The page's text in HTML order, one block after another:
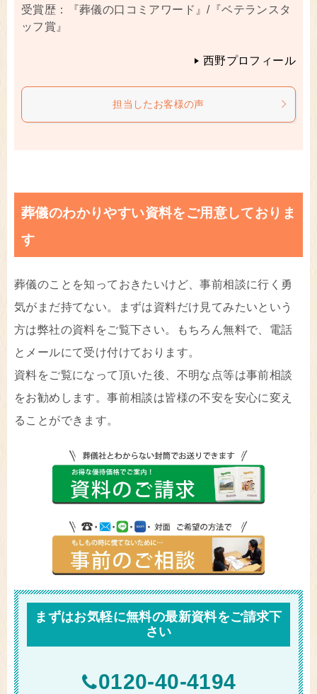
受賞歴：『葬儀の口コミアワード』/『ベテランスタ
ッフ賞』
西野プロフィール
担当したお客様の声
葬儀のわかりやすい資料をご用意しておりま
す
葬儀のことを知っておきたいけど、事前相談に行く勇
気がまだ持てない。まずは資料だけ見てみたいという
方は弊社の資料をご覧下さい。もちろん無料で、電話
とメールにて受け付けております。
資料をご覧になって頂いた後、不明な点等は事前相談
をお勧めします。事前相談は皆様の不安を安心に変え
ることができます。
まずはお気軽に無料の最新資料をご請求下
さい
0120-40-4194